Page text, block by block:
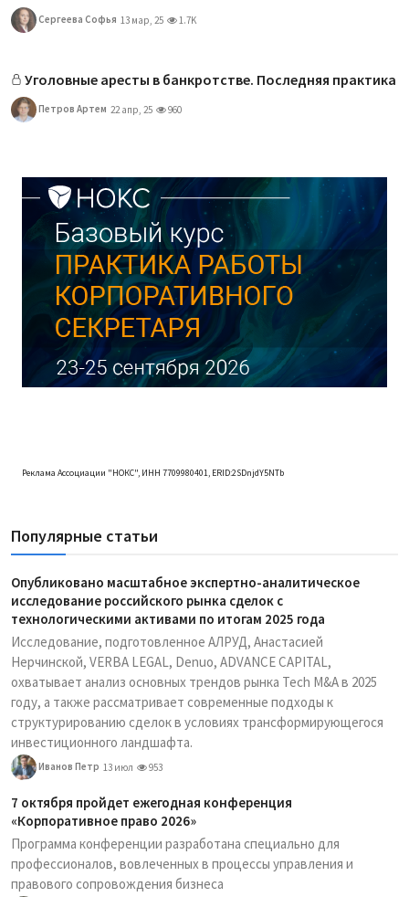
Сергеева Софья 13 мар, 25 1.7K
Уголовные аресты в банкротстве. Последняя практика
Петров Артем 22 апр, 25 960
Реклама Ассоциации "НОКС", ИНН 7709980401, ERID:2SDnjdY5NTb
Популярные статьи
Опубликовано масштабное экспертно-аналитическое
исследование российского рынка сделок с
технологическими активами по итогам 2025 года
Исследование, подготовленное АЛРУД, Анастасией
Нерчинской, VERBA LEGAL, Denuo, ADVANCE CAPITAL,
охватывает анализ основных трендов рынка Tech M&A в 2025
году, а также рассматривает современные подходы к
структурированию сделок в условиях трансформирующегося
инвестиционного ландшафта.
Иванов Петр 13 июл 953
7 октября пройдет ежегодная конференция
«Корпоративное право 2026»
Программа конференции разработана специально для
профессионалов, вовлеченных в процессы управления и
правового сопровождения бизнеса